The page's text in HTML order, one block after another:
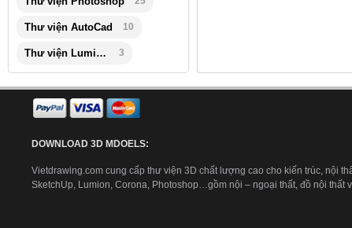
Thư viện AutoCad 10
Thư viện Lumion 3
DOWNLOAD 3D MDOELS:
Vietdrawing.com cung cấp thư viện 3D chất lượng cao cho kiến trúc, nội
SketchUp, Lumion, Corona, Photoshop…gồm nội – ngoại thất, đồ nội thất